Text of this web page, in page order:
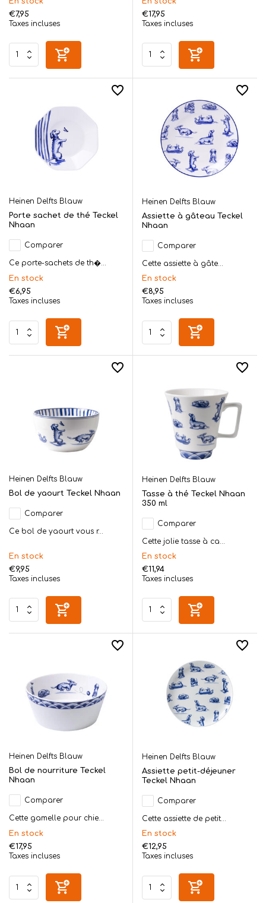
€7,95
Taxes incluses
€17,95
Taxes incluses
Heinen Delfts Blauw
Porte sachet de thé Teckel
Nhaan
Comparer
Ce porte-sachets de th�...
En stock
€6,95
Taxes incluses
Heinen Delfts Blauw
Assiette à gâteau Teckel
Nhaan
Comparer
Cette assiette à gâte...
En stock
€8,95
Taxes incluses
Heinen Delfts Blauw
Bol de yaourt Teckel Nhaan
Comparer
Ce bol de yaourt vous r...
En stock
€9,95
Taxes incluses
Heinen Delfts Blauw
Tasse à thé Teckel Nhaan
350 ml
Comparer
Cette jolie tasse à ca...
En stock
€11,94
Taxes incluses
Heinen Delfts Blauw
Bol de nourriture Teckel
Nhaan
Comparer
Cette gamelle pour chie...
En stock
€17,95
Taxes incluses
Heinen Delfts Blauw
Assiette petit-déjeuner
Teckel Nhaan
Comparer
Cette assiette de petit...
En stock
€12,95
Taxes incluses